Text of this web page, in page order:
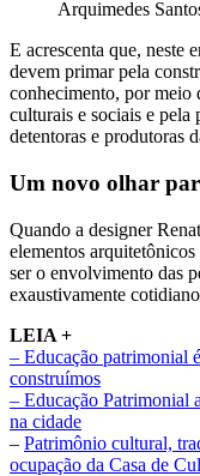
Arquimedes
E acrescenta que, neste
devem primar pela
conhecimento, por meio
culturais e sociais e pela
detentoras e produtoras
Um novo olhar
Quando a designer
elementos
ser o envolvimento das
exaustivamente
LEIA +
– Educação patrimonial
construímos
– Educação Patrimonial
na cidade
– Patrimônio cultural,
ocupação da Casa de